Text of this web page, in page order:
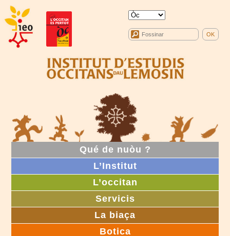
Qué de nuòu ?
L’Institut
L’occitan
Servicis
La biaça
Botica